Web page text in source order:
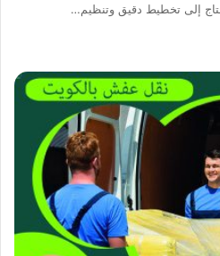
إلى تخطيط دقيق وتنظيم…